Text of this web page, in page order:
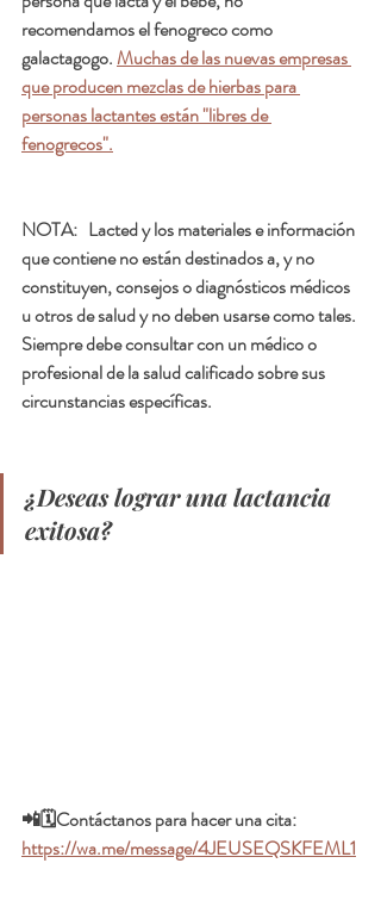
recomendamos el fenogreco como
galactagogo. Muchas de las nuevas empresas
que producen mezclas de hierbas para
personas lactantes están "libres de
fenogrecos".
NOTA:   Lacted y los materiales e información
que contiene no están destinados a, y no
constituyen, consejos o diagnósticos médicos
u otros de salud y no deben usarse como tales.
Siempre debe consultar con un médico o
profesional de la salud calificado sobre sus
circunstancias específicas.
¿Deseas lograr una lactancia
exitosa?
📲🗓️Contáctanos para hacer una cita:
https://wa.me/message/4JEUSEQSKFEML1